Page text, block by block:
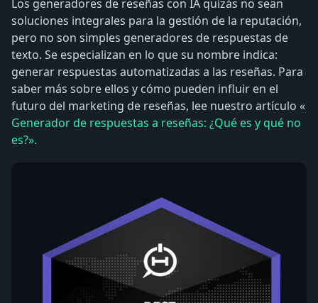
Los generadores de reseñas con IA quizás no sean
soluciones integrales para la gestión de la reputación,
pero no son simples generadores de respuestas de
texto. Se especializan en lo que su nombre indica:
generar respuestas automatizadas a las reseñas. Para
saber más sobre ellos y cómo pueden influir en el
futuro del marketing de reseñas, lee nuestro artículo «
Generador de respuestas a reseñas: ¿Qué es y qué no
es?».